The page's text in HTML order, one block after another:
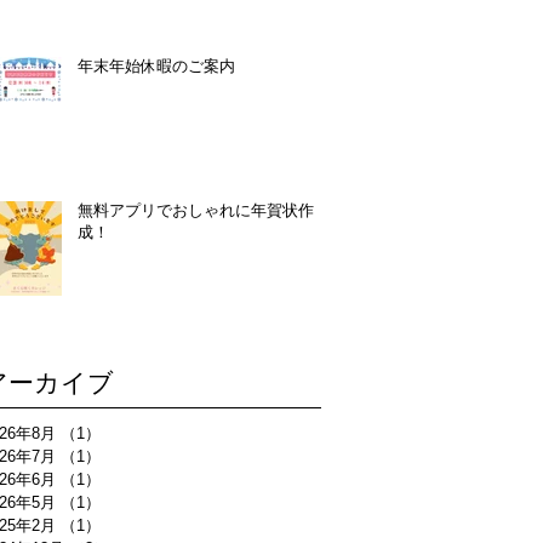
年末年始休暇のご案内
無料アプリでおしゃれに年賀状作
成！
ーカイブ
年8月 （1）
年7月
（1）
年6月
（1）
年5月
（1）
年2月
（1）